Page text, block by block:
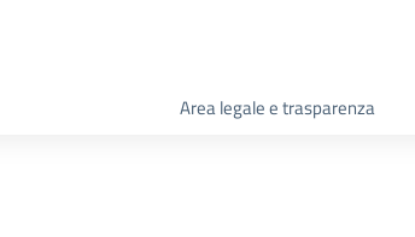
Area legale e trasparenza